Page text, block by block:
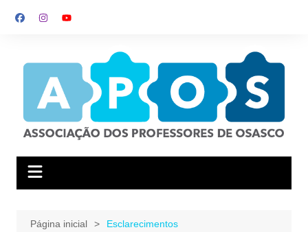
para
Página inicial Esclarecimentos